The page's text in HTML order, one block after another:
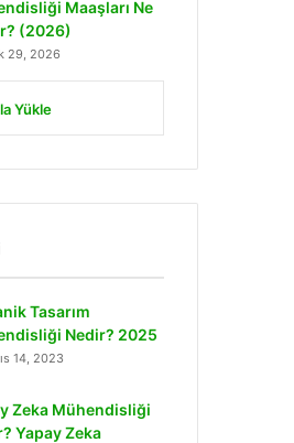
Maaşları Ne
(2026)
29, 2026
Yükle
Tasarım
Nedir? 2025
14, 2023
Zeka Mühendisliği
Yapay Zeka